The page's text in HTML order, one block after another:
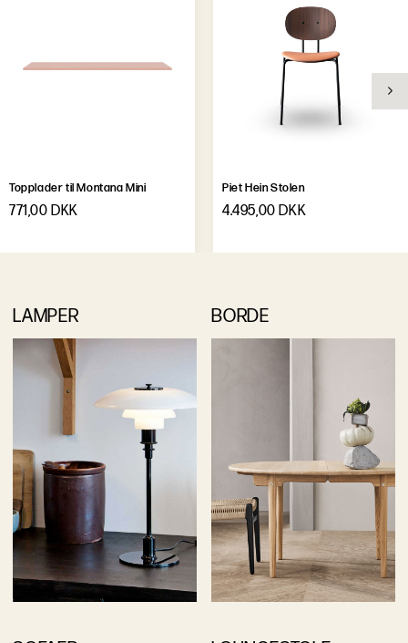
Topplader til Montana Mini
771,00 DKK
Piet Hein Stolen
4.495,00 DKK
LAMPER BORDE